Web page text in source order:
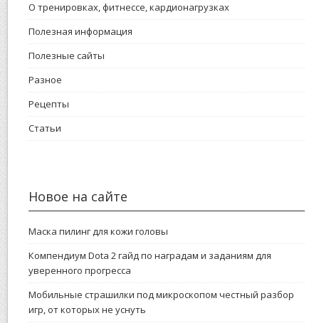
О тренировках, фитнессе, кардионагрузках
Полезная информация
Полезные сайты
Разное
Рецепты
Статьи
Новое на сайте
Маска пилинг для кожи головы
Компендиум Dota 2 гайд по наградам и заданиям для
уверенного прогресса
Мобильные страшилки под микроскопом честный разбор
игр, от которых не уснуть